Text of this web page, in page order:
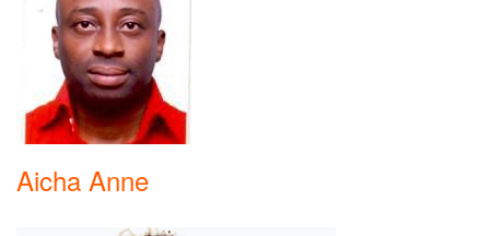
Aicha Anne